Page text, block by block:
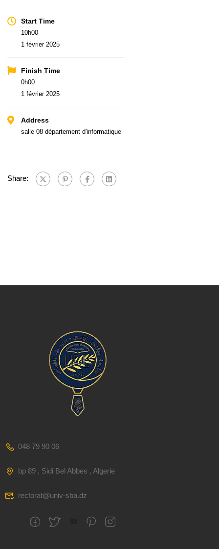
Start Time
10h00
1 février 2025
Finish Time
0h00
1 février 2025
Address
salle 08 département d'informatique
Share:
048 79 90 06
bp 89 , Sidi Bel Abbes , Algerie
rectorat@univ-sba.dz